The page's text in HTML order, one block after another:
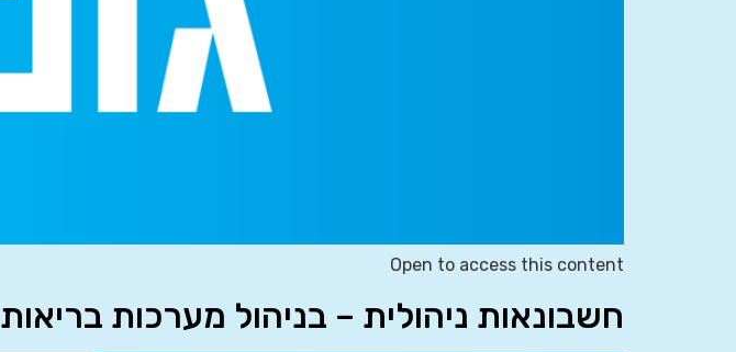
Open to access this content
חשבונאות ניהולית – בניהול מערכות בריאות